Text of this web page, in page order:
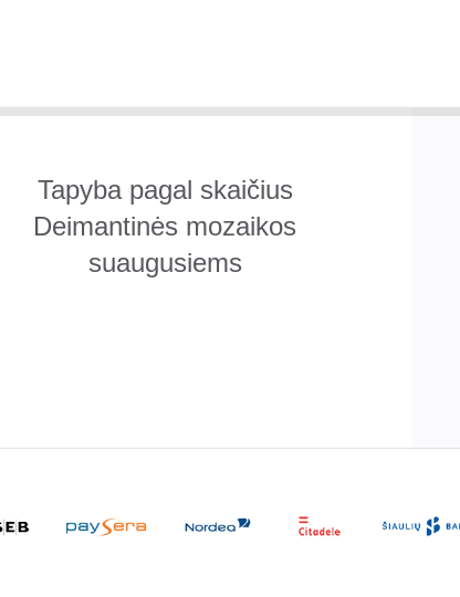
Tapyba pagal skaičius
Deimantinės mozaikos
suaugusiems